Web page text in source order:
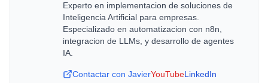
Experto en implementacion de soluciones de
Inteligencia Artificial para empresas.
Especializado en automatizacion con n8n,
integracion de LLMs, y desarrollo de agentes
IA.
Contactar con JavierYouTubeLinkedIn